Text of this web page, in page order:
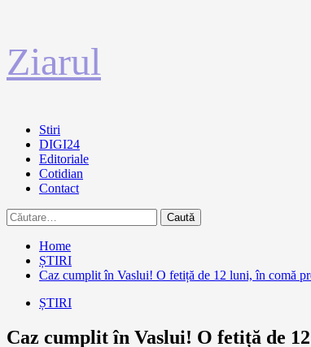
la
conținut
Ziarul
Primary
Menu
Stiri
DIGI24
Editoriale
Cotidian
Contact
Caută
după:
Home
ȘTIRI
Caz cumplit în Vaslui! O fetiță de 12 luni, în comă
ȘTIRI
Caz cumplit în Vaslui! O fetiță de